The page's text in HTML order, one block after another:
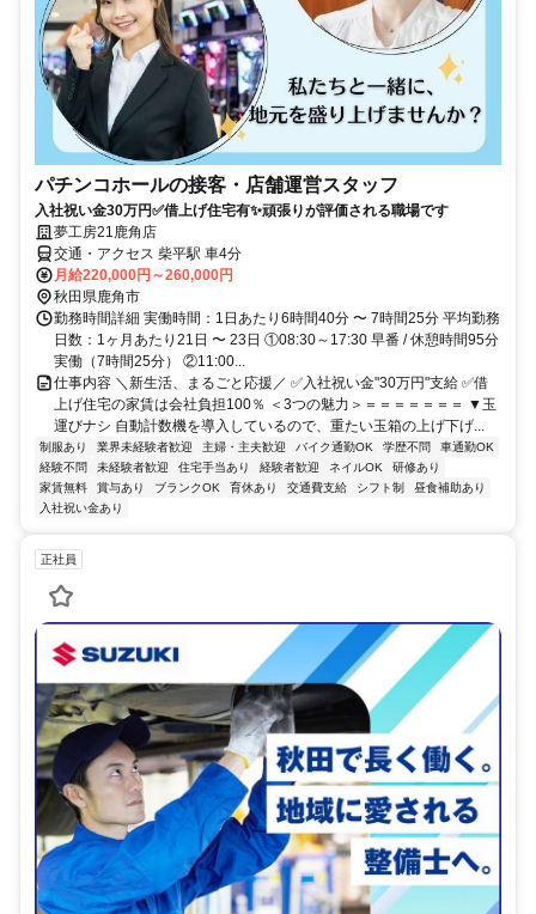
パチンコホールの接客・店舗運営スタッフ
入社祝い金30万円✅借上げ住宅有✨頑張りが評価される職場です
夢工房21鹿角店
交通・アクセス 柴平駅 車4分
月給220,000円～260,000円
秋田県鹿角市
勤務時間詳細 実働時間：1日あたり6時間40分 〜 7時間25分 平均勤務
日数：1ヶ月あたり21日 〜 23日 ①08:30～17:30 早番 / 休憩時間95分
実働（7時間25分） ②11:00...
仕事内容 ＼新生活、まるごと応援／ ✅入社祝い金"30万円"支給 ✅借
上げ住宅の家賃は会社負担100％ ＜3つの魅力＞＝＝＝＝＝＝＝ ▼玉
運びナシ 自動計数機を導入しているので、重たい玉箱の上げ下げ...
制服あり 業界未経験者歓迎 主婦・主夫歓迎 バイク通勤OK 学歴不問
車通勤OK
経験不問
未経験者歓迎 住宅手当あり 経験者歓迎 ネイルOK
研修あり
家賃無料
賞与あり ブランクOK 育休あり 交通費支給 シフト制
昼食補助あり
入社祝い金あり
正社員